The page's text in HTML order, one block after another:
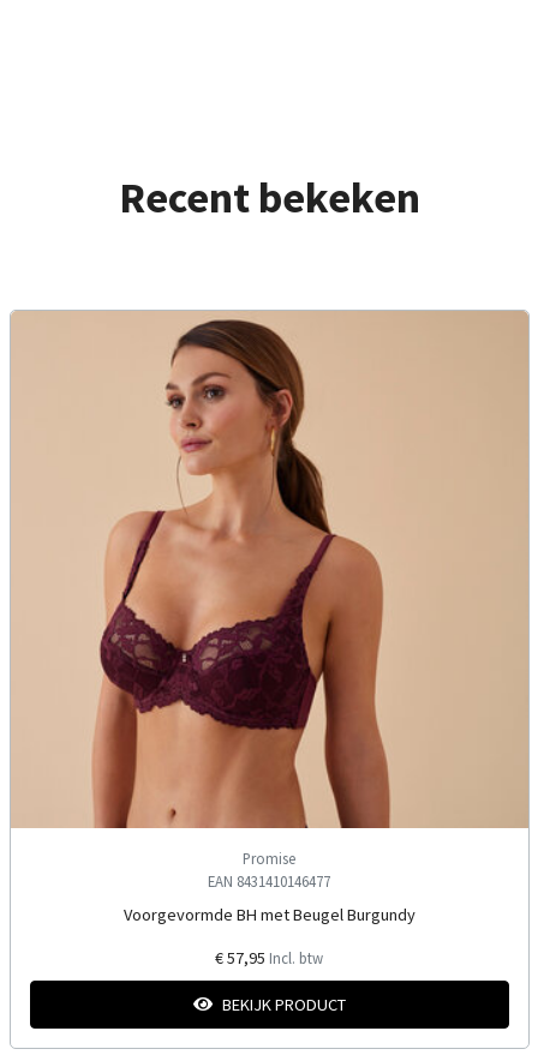
Recent bekeken
Promise
EAN 8431410146477
Voorgevormde BH met Beugel Burgundy
€ 57,95 Incl. btw
BEKIJK PRODUCT